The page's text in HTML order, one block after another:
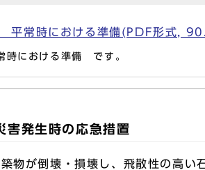
平常時における準備(PDF形式,
における準備 です。
発生時の応急措置
物が倒壊・損壊し、飛散性の高い